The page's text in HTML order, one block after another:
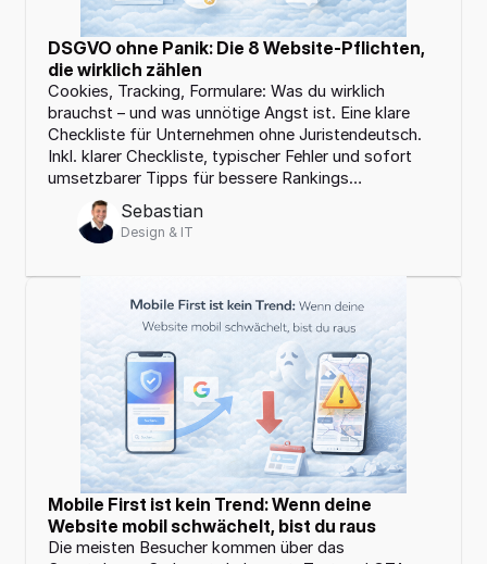
DSGVO ohne Panik: Die 8 Website-Pflichten,
die wirklich zählen
Cookies, Tracking, Formulare: Was du wirklich
brauchst – und was unnötige Angst ist. Eine klare
Checkliste für Unternehmen ohne Juristendeutsch.
Inkl. klarer Checkliste, typischer Fehler und sofort
umsetzbarer Tipps für bessere Rankings…
Sebastian
Design & IT
Mobile First ist kein Trend: Wenn deine
Website mobil schwächelt, bist du raus
Die meisten Besucher kommen über das